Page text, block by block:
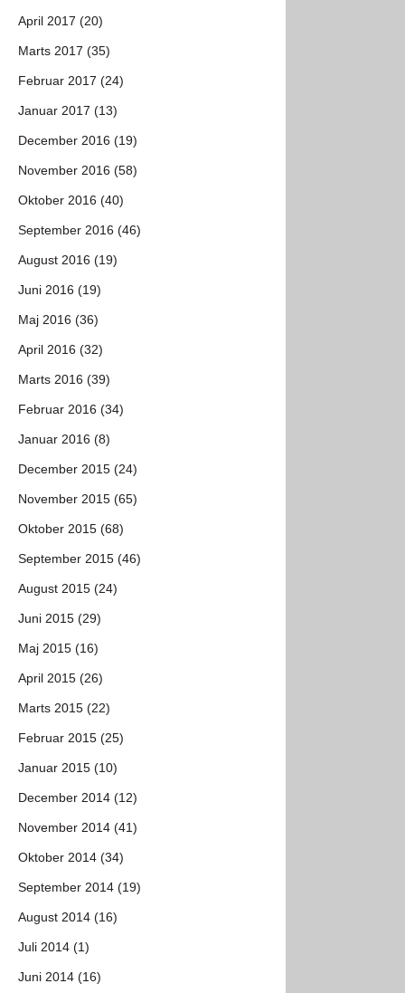
April 2017 (20)
Marts 2017 (35)
Februar 2017 (24)
Januar 2017 (13)
December 2016 (19)
November 2016 (58)
Oktober 2016 (40)
September 2016 (46)
August 2016 (19)
Juni 2016 (19)
Maj 2016 (36)
April 2016 (32)
Marts 2016 (39)
Februar 2016 (34)
Januar 2016 (8)
December 2015 (24)
November 2015 (65)
Oktober 2015 (68)
September 2015 (46)
August 2015 (24)
Juni 2015 (29)
Maj 2015 (16)
April 2015 (26)
Marts 2015 (22)
Februar 2015 (25)
Januar 2015 (10)
December 2014 (12)
November 2014 (41)
Oktober 2014 (34)
September 2014 (19)
August 2014 (16)
Juli 2014 (1)
Juni 2014 (16)